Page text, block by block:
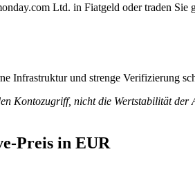
Ltd. in Fiatgeld oder traden
Infrastruktur und strenge Verifizierung
Kontozugriff, nicht die Wertstabilität
Preis in EUR